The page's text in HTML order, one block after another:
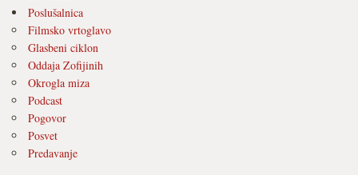
Poslušalnica
Filmsko vrtoglavo
Glasbeni ciklon
Oddaja Zofijinih
Okrogla miza
Podcast
Pogovor
Posvet
Predavanje